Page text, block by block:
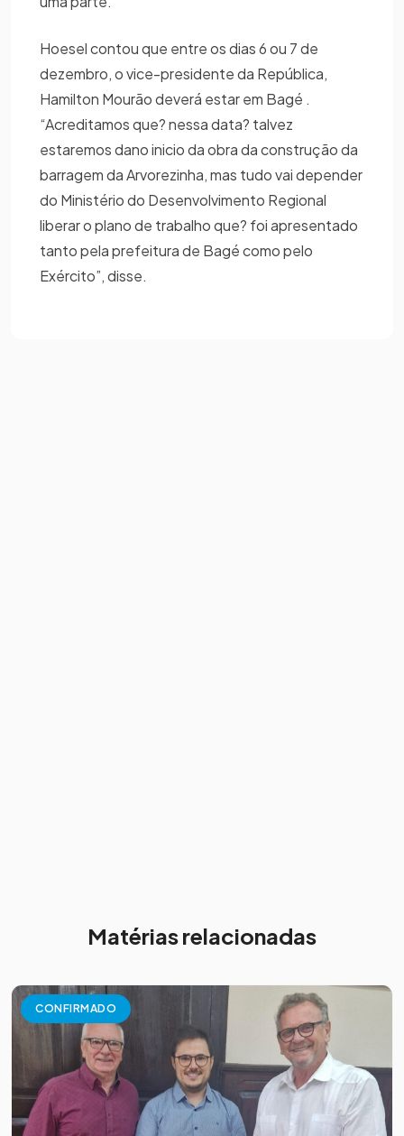
Hoesel contou que entre os dias 6 ou 7 de
dezembro, o vice-presidente da República,
Hamilton Mourão deverá estar em Bagé .
“Acreditamos que? nessa data? talvez
estaremos dano inicio da obra da construção da
barragem da Arvorezinha, mas tudo vai depender
do Ministério do Desenvolvimento Regional
liberar o plano de trabalho que? foi apresentado
tanto pela prefeitura de Bagé como pelo
Exército”, disse.
Matérias relacionadas
CONFIRMADO